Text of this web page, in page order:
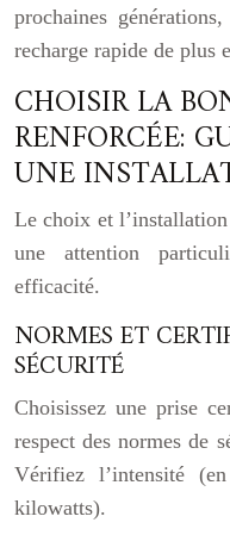
prochaines
recharge rapide de plus
CHOISIR LA
RENFORCÉE:
UNE
Le choix et l’installation
une attention
efficacité.
NORMES ET
SÉCURITÉ
Choisissez une prise
respect des normes de
Vérifiez l’intensité
kilowatts).